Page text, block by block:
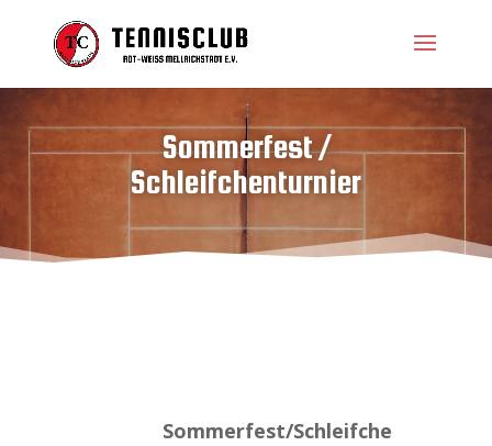
Sommerfest /
Schleifchenturnier
Sommerfest/Schleifche